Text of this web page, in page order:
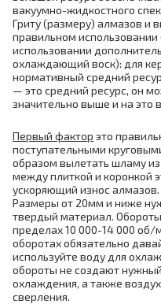
вакуумно-жидкостного
Гриту (размеру) алмазов и
правильном
использовании
охлаждающий воск): для
нормативный средний
— это средний ресурс, он
значительно выше и на это
Первый фактор это
поступательными
образом вылетать шламу
между плиткой и коронкой
ускоряющий износ
Размеры от 20мм и ниже
твердый материал.
пределах 10 000-14 000
оборотах обязательно
используйте воду для
обороты не создают
охлаждения, а также
сверления.